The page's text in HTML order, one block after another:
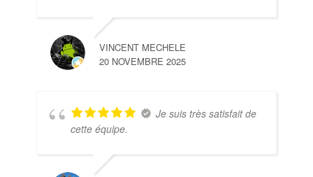
VINCENT MECHELE
20 NOVEMBRE 2025
Je suis très satisfait de
cette équipe.